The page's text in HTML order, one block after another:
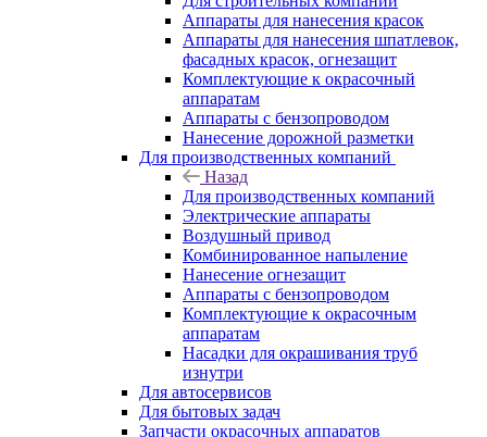
Аппараты для нанесения красок
Аппараты для нанесения шпатлевок,
фасадных красок, огнезащит
Комплектующие к окрасочный
аппаратам
Аппараты с бензопроводом
Нанесение дорожной разметки
Для производственных компаний
Назад
Для производственных компаний
Электрические аппараты
Воздушный привод
Комбинированное напыление
Нанесение огнезащит
Аппараты с бензопроводом
Комплектующие к окрасочным
аппаратам
Насадки для окрашивания труб
изнутри
Для автосервисов
Для бытовых задач
Запчасти окрасочных аппаратов